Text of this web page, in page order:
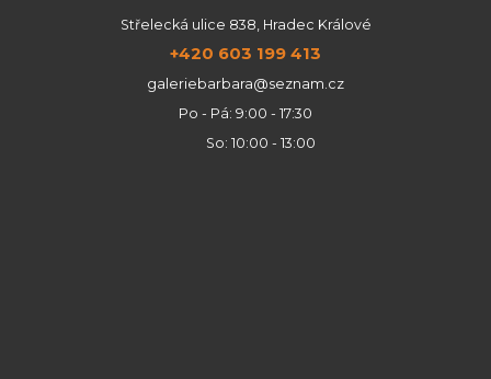
Střelecká ulice 838, Hradec Králové
+420 603 199 413
galeriebarbara@seznam.cz
Po - Pá: 9:00 - 17:30
So: 10:00 - 13:00